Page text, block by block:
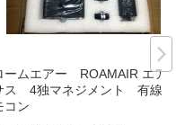
ームエアー ROAMAIR エア
ス 4独マネジメント 有線リ
コン